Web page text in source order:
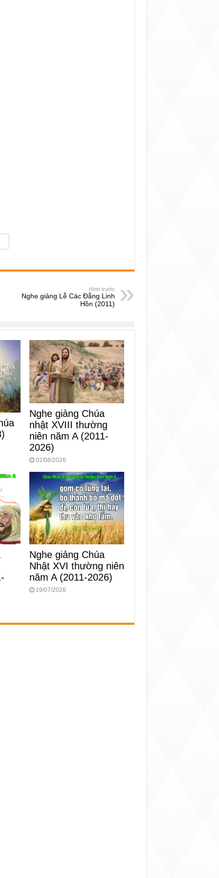
Hình trước
Nghe giảng Lễ Các Đẳng Linh
Hồn (2011)
Nghe giảng Chúa
nhật XVIII thường
niên năm A (2011-
2026)
02/08/2026
Nghe giảng Chúa
Nhật XVI thường niên
năm A (2011-2026)
19/07/2026